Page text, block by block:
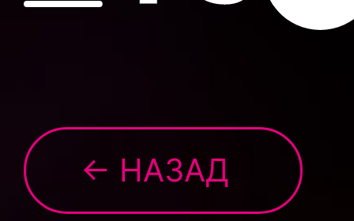
← НАЗАД